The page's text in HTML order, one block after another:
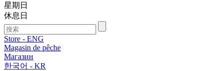
星期日
休息日
Store - ENG
Magasin de pêche
Магазин
한국어 - KR